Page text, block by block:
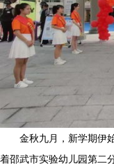
金秋九月，新学期伊
着邵武市实验幼儿园第二